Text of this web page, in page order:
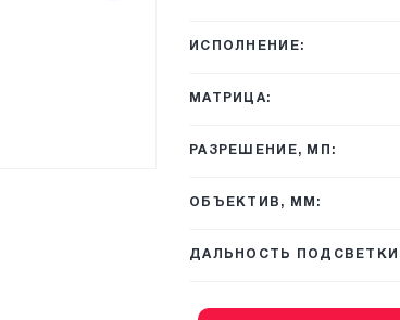
ИСПОЛНЕНИЕ:
МАТРИЦА:
РАЗРЕШЕНИЕ, МП:
ОБЪЕКТИВ, ММ:
ДАЛЬНОСТЬ